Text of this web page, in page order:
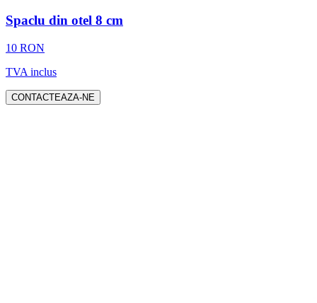
Spaclu din otel 8 cm
10 RON
TVA inclus
CONTACTEAZA-NE